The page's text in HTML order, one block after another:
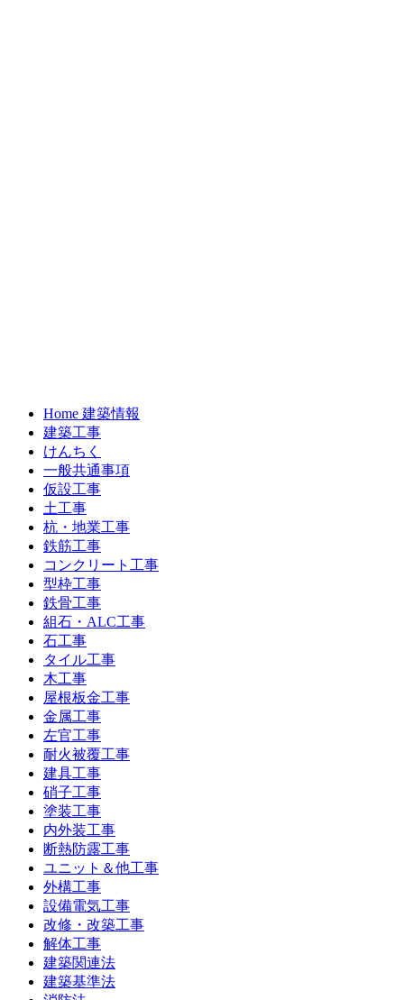
Home 建築情報
建築工事
けんちく
一般共通事項
仮設工事
土工事
杭・地業工事
鉄筋工事
コンクリート工事
型枠工事
鉄骨工事
組石・ALC工事
石工事
タイル工事
木工事
屋根板金工事
金属工事
左官工事
耐火被覆工事
建具工事
硝子工事
塗装工事
内外装工事
断熱防露工事
ユニット＆他工事
外構工事
設備電気工事
改修・改築工事
解体工事
建築関連法
建築基準法